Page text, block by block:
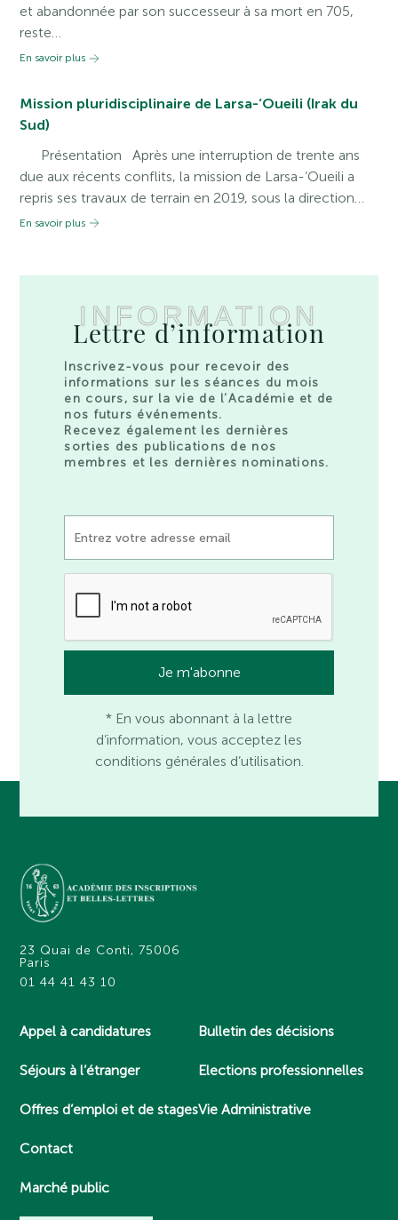
et abandonnée par son successeur à sa mort en 705,
reste…
En savoir plus
Mission pluridisciplinaire de Larsa-‘Oueili (Irak du
Sud)
Présentation Après une interruption de trente ans
due aux récents conflits, la mission de Larsa-‘Oueili a
repris ses travaux de terrain en 2019, sous la direction…
En savoir plus
INFORMATION
Lettre d’information
Inscrivez-vous pour recevoir des
informations sur les séances du mois
en cours, sur la vie de l’Académie et de
nos futurs événements.
Recevez également les dernières
sorties des publications de nos
membres et les dernières nominations.
* En vous abonnant à la lettre
d’information, vous acceptez les
conditions générales d’utilisation.
23 Quai de Conti, 75006
Paris
01 44 41 43 10
Appel à candidatures
Séjours à l’étranger
Offres d’emploi et de stages
Contact
Marché public
Bulletin des décisions
Elections professionnelles
Vie Administrative